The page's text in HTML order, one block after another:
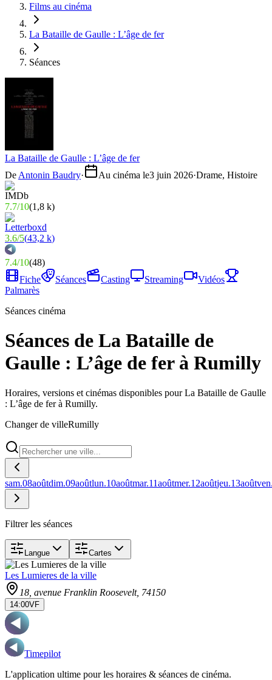
Films au cinéma
La Bataille de Gaulle : L’âge de fer
Séances
La Bataille de Gaulle : L’âge de fer
De Antonin Baudry· Au cinéma le3 juin 2026·Drame, Histoire
7.7/10(1,8 k)
3.6/5(43,2 k)
7.4/10(48)
Fiche
Séances Casting Streaming
Vidéos
Palmarès
Séances cinéma
Séances de La Bataille de
Gaulle : L’âge de fer à Rumilly
Horaires, versions et cinémas disponibles pour La Bataille de Gaulle
: L’âge de fer à Rumilly.
Changer de villeRumilly
sam.08aoûtdim.09aoûtlun.10aoûtmar.11aoûtmer.12aoûtjeu.13août
Filtrer les séances
Langue Cartes
Les Lumieres de la ville
18, avenue Franklin Roosevelt, 74150
14:00VF
Timepilot
L'application ultime pour les horaires & séances de cinéma.